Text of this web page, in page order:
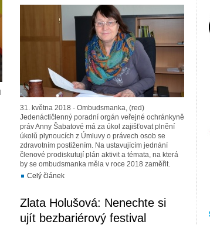
31. května 2018 - Ombudsmanka, (red)
Jedenáctičlenný poradní orgán veřejné ochránkyně
práv Anny Šabatové má za úkol zajišťovat plnění
úkolů plynoucích z Úmluvy o právech osob se
zdravotním postižením. Na ustavujícím jednání
členové prodiskutují plán aktivit a témata, na která
by se ombudsmanka měla v roce 2018 zaměřit.
Celý článek
Zlata Holušová: Nenechte si
ujít bezbariérový festival